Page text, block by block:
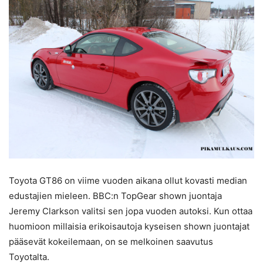
Toyota GT86 on viime vuoden aikana ollut kovasti median
edustajien mieleen. BBC:n TopGear shown juontaja
Jeremy Clarkson valitsi sen jopa vuoden autoksi. Kun ottaa
huomioon millaisia erikoisautoja kyseisen shown juontajat
pääsevät kokeilemaan, on se melkoinen saavutus
Toyotalta.